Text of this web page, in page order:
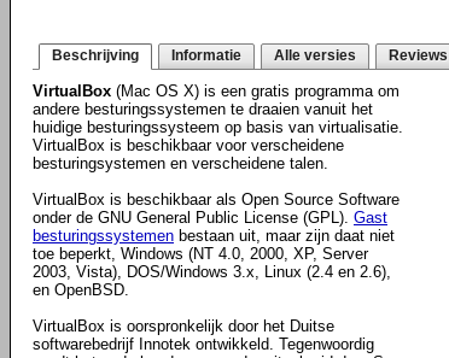
Beschrijving Informatie Alle versies Reviews
VirtualBox (Mac OS X) is een gratis programma om
andere besturingssystemen te draaien vanuit het
huidige besturingssysteem op basis van virtualisatie.
VirtualBox is beschikbaar voor verscheidene
besturingsystemen en verscheidene talen.
VirtualBox is beschikbaar als Open Source Software
onder de GNU General Public License (GPL). Gast
besturingssystemen bestaan uit, maar zijn daat niet
toe beperkt, Windows (NT 4.0, 2000, XP, Server
2003, Vista), DOS/Windows 3.x, Linux (2.4 en 2.6),
en OpenBSD.
VirtualBox is oorspronkelijk door het Duitse
softwarebedrijf Innotek ontwikkeld. Tegenwoordig